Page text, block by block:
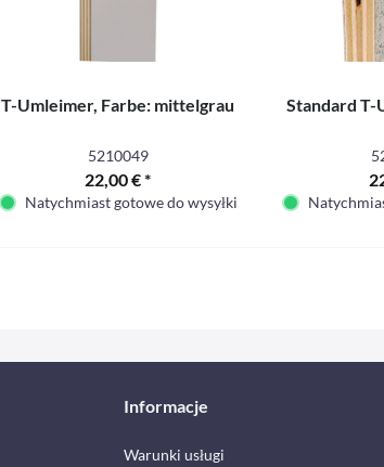
T-Umleimer, Farbe: mittelgrau
5210049
22,00 € *
Natychmiast gotowe do wysyłki
Standard T-
Informacje
Warunki usługi